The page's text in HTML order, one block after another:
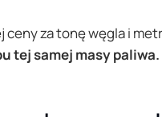
ceny za tonę węgla i
tej samej masy paliwa.